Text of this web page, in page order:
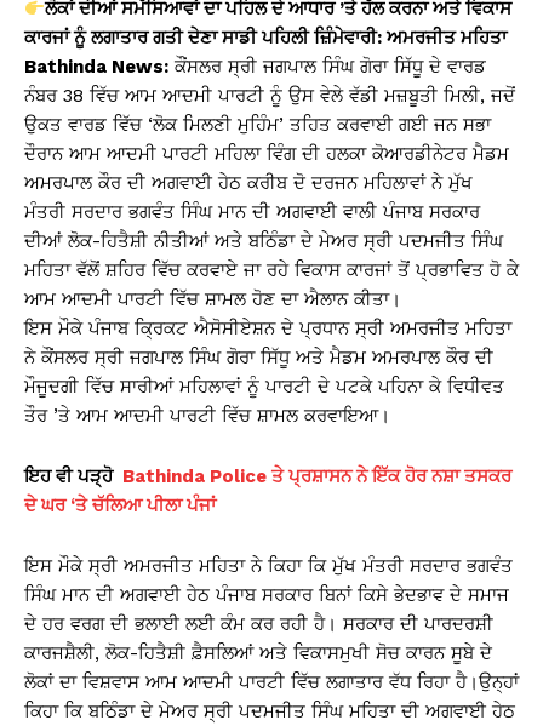
A
p
p
b
o
o
k
Li
n
k
ਲੋਕਾਂ ਦੀਆਂ ਸਮੱਸਿਆਵਾਂ ਦਾ ਪਹਿਲ ਦੇ ਆਧਾਰ ’ਤੇ ਹੱਲ ਕਰਨਾ ਅਤੇ ਵਿਕਾਸ
ਕਾਰਜਾਂ ਨੂੰ ਲਗਾਤਾਰ ਗਤੀ ਦੇਣਾ ਸਾਡੀ ਪਹਿਲੀ ਜ਼ਿੰਮੇਵਾਰੀ: ਅਮਰਜੀਤ ਮਹਿਤਾ
Bathinda News: ਕੌਂਸਲਰ ਸ੍ਰੀ ਜਗਪਾਲ ਸਿੰਘ ਗੋਰਾ ਸਿੱਧੂ ਦੇ ਵਾਰਡ
ਨੰਬਰ 38 ਵਿੱਚ ਆਮ ਆਦਮੀ ਪਾਰਟੀ ਨੂੰ ਉਸ ਵੇਲੇ ਵੱਡੀ ਮਜ਼ਬੂਤੀ ਮਿਲੀ, ਜਦੋਂ
ਉਕਤ ਵਾਰਡ ਵਿੱਚ ‘ਲੋਕ ਮਿਲਣੀ ਮੁਹਿੰਮ’ ਤਹਿਤ ਕਰਵਾਈ ਗਈ ਜਨ ਸਭਾ
ਦੌਰਾਨ ਆਮ ਆਦਮੀ ਪਾਰਟੀ ਮਹਿਲਾ ਵਿੰਗ ਦੀ ਹਲਕਾ ਕੋਆਰਡੀਨੇਟਰ ਮੈਡਮ
ਅਮਰਪਾਲ ਕੌਰ ਦੀ ਅਗਵਾਈ ਹੇਠ ਕਰੀਬ ਦੋ ਦਰਜਨ ਮਹਿਲਾਵਾਂ ਨੇ ਮੁੱਖ
ਮੰਤਰੀ ਸਰਦਾਰ ਭਗਵੰਤ ਸਿੰਘ ਮਾਨ ਦੀ ਅਗਵਾਈ ਵਾਲੀ ਪੰਜਾਬ ਸਰਕਾਰ
ਦੀਆਂ ਲੋਕ-ਹਿਤੈਸ਼ੀ ਨੀਤੀਆਂ ਅਤੇ ਬਠਿੰਡਾ ਦੇ ਮੇਅਰ ਸ੍ਰੀ ਪਦਮਜੀਤ ਸਿੰਘ
ਮਹਿਤਾ ਵੱਲੋਂ ਸ਼ਹਿਰ ਵਿੱਚ ਕਰਵਾਏ ਜਾ ਰਹੇ ਵਿਕਾਸ ਕਾਰਜਾਂ ਤੋਂ ਪ੍ਰਭਾਵਿਤ ਹੋ ਕੇ
ਆਮ ਆਦਮੀ ਪਾਰਟੀ ਵਿੱਚ ਸ਼ਾਮਲ ਹੋਣ ਦਾ ਐਲਾਨ ਕੀਤਾ।
ਇਸ ਮੌਕੇ ਪੰਜਾਬ ਕ੍ਰਿਕਟ ਐਸੋਸੀਏਸ਼ਨ ਦੇ ਪ੍ਰਧਾਨ ਸ੍ਰੀ ਅਮਰਜੀਤ ਮਹਿਤਾ
ਨੇ ਕੌਂਸਲਰ ਸ੍ਰੀ ਜਗਪਾਲ ਸਿੰਘ ਗੋਰਾ ਸਿੱਧੂ ਅਤੇ ਮੈਡਮ ਅਮਰਪਾਲ ਕੌਰ ਦੀ
ਮੌਜੂਦਗੀ ਵਿੱਚ ਸਾਰੀਆਂ ਮਹਿਲਾਵਾਂ ਨੂੰ ਪਾਰਟੀ ਦੇ ਪਟਕੇ ਪਹਿਨਾ ਕੇ ਵਿਧੀਵਤ
ਤੌਰ ’ਤੇ ਆਮ ਆਦਮੀ ਪਾਰਟੀ ਵਿੱਚ ਸ਼ਾਮਲ ਕਰਵਾਇਆ।
ਇਹ ਵੀ ਪੜ੍ਹੋ Bathinda Police ਤੇ ਪ੍ਰਸ਼ਾਸਨ ਨੇ ਇੱਕ ਹੋਰ ਨਸ਼ਾ ਤਸਕਰ
ਦੇ ਘਰ ‘ਤੇ ਚੱਲਿਆ ਪੀਲਾ ਪੰਜਾਂ
ਇਸ ਮੌਕੇ ਸ੍ਰੀ ਅਮਰਜੀਤ ਮਹਿਤਾ ਨੇ ਕਿਹਾ ਕਿ ਮੁੱਖ ਮੰਤਰੀ ਸਰਦਾਰ ਭਗਵੰਤ
ਸਿੰਘ ਮਾਨ ਦੀ ਅਗਵਾਈ ਹੇਠ ਪੰਜਾਬ ਸਰਕਾਰ ਬਿਨਾਂ ਕਿਸੇ ਭੇਦਭਾਵ ਦੇ ਸਮਾਜ
ਦੇ ਹਰ ਵਰਗ ਦੀ ਭਲਾਈ ਲਈ ਕੰਮ ਕਰ ਰਹੀ ਹੈ। ਸਰਕਾਰ ਦੀ ਪਾਰਦਰਸ਼ੀ
ਕਾਰਜਸ਼ੈਲੀ, ਲੋਕ-ਹਿਤੈਸ਼ੀ ਫ਼ੈਸਲਿਆਂ ਅਤੇ ਵਿਕਾਸਮੁਖੀ ਸੋਚ ਕਾਰਨ ਸੂਬੇ ਦੇ
ਲੋਕਾਂ ਦਾ ਵਿਸ਼ਵਾਸ ਆਮ ਆਦਮੀ ਪਾਰਟੀ ਵਿੱਚ ਲਗਾਤਾਰ ਵੱਧ ਰਿਹਾ ਹੈ।ਉਨ੍ਹਾਂ
ਕਿਹਾ ਕਿ ਬਠਿੰਡਾ ਦੇ ਮੇਅਰ ਸ੍ਰੀ ਪਦਮਜੀਤ ਸਿੰਘ ਮਹਿਤਾ ਦੀ ਅਗਵਾਈ ਹੇਠ